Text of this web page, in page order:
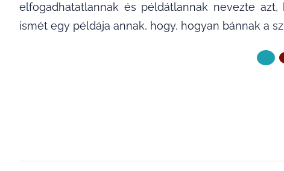
elfogadhatatlannak és példátlannak nevezte
ismét egy példája annak, hogy, hogyan bánnak a